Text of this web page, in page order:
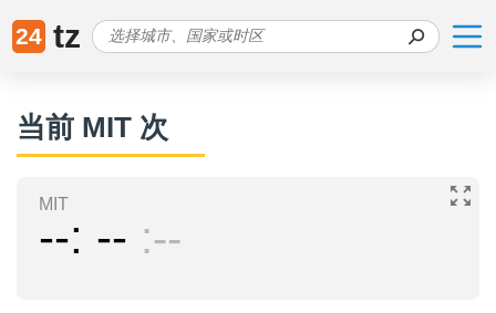
24 tz
当前 MIT 次
MIT
-- -- --